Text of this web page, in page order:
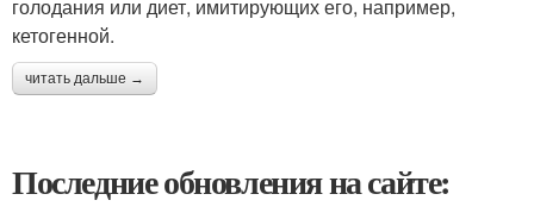
голодания или диет, имитирующих его, например,
кетогенной.
читать дальше →
Последние обновления на сайте: